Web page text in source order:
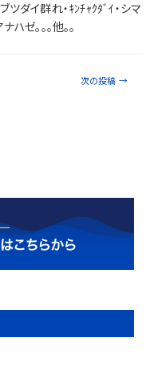
ツダイ群れ・ｷﾝﾁｬｸﾀﾞｲ・シマ
ゼ。。。他。。
次の投稿 →